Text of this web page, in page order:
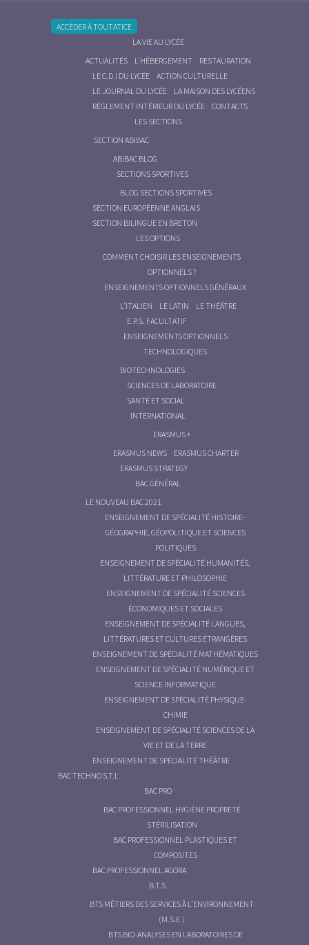
ACCÉDER À TOUTATICE
LA VIE AU LYCÉE
ACTUALITÉS
L’HÉBERGEMENT
RESTAURATION
LE C.D.I DU LYCÉE
ACTION CULTURELLE
LE JOURNAL DU LYCÉE
LA MAISON DES LYCÉENS
RÈGLEMENT INTÉRIEUR DU LYCÉE
CONTACTS
LES SECTIONS
SECTION ABIBAC
ABIBAC BLOG
SECTIONS SPORTIVES
BLOG SECTIONS SPORTIVES
SECTION EUROPÉENNE ANGLAIS
SECTION BILINGUE EN BRETON
LES OPTIONS
COMMENT CHOISIR LES ENSEIGNEMENTS
OPTIONNELS ?
ENSEIGNEMENTS OPTIONNELS GÉNÉRAUX
L’ITALIEN
LE LATIN
LE THÉÂTRE
E.P.S. FACULTATIF
ENSEIGNEMENTS OPTIONNELS
TECHNOLOGIQUES
BIOTECHNOLOGIES
SCIENCES DE LABORATOIRE
SANTÉ ET SOCIAL
INTERNATIONAL
ERASMUS +
ERASMUS NEWS
ERASMUS CHARTER
ERASMUS STRATEGY
BAC GÉNÉRAL
LE NOUVEAU BAC 2021
ENSEIGNEMENT DE SPÉCIALITÉ HISTOIRE-
GÉOGRAPHIE, GÉOPOLITIQUE ET SCIENCES
POLITIQUES
ENSEIGNEMENT DE SPÉCIALITÉ HUMANITÉS,
LITTÉRATURE ET PHILOSOPHIE
ENSEIGNEMENT DE SPÉCIALITÉ SCIENCES
ÉCONOMIQUES ET SOCIALES
ENSEIGNEMENT DE SPÉCIALITÉ LANGUES,
LITTÉRATURES ET CULTURES ÉTRANGÈRES
ENSEIGNEMENT DE SPÉCIALITÉ MATHÉMATIQUES
ENSEIGNEMENT DE SPÉCIALITÉ NUMÉRIQUE ET
SCIENCE INFORMATIQUE
ENSEIGNEMENT DE SPÉCIALITÉ PHYSIQUE-
CHIMIE
ENSEIGNEMENT DE SPÉCIALITÉ SCIENCES DE LA
VIE ET DE LA TERRE
ENSEIGNEMENT DE SPÉCIALITÉ THÉÂTRE
BAC TECHNO S.T.L
BAC PRO
BAC PROFESSIONNEL HYGIÈNE PROPRETÉ
STÉRILISATION
BAC PROFESSIONNEL PLASTIQUES ET
COMPOSITES
BAC PROFESSIONNEL AGORA
B.T.S.
BTS MÉTIERS DES SERVICES À L’ENVIRONNEMENT
(M.S.E.)
BTS BIO-ANALYSES EN LABORATOIRES DE